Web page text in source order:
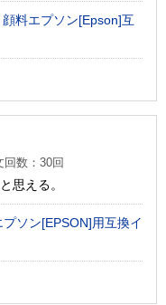
回数：30回
思える。
ソン[EPSON]用互換イ